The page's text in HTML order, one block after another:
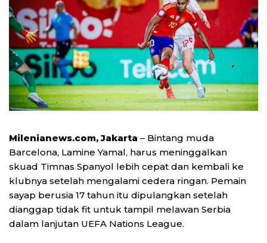
Milenianews.com, Jakarta – Bintang muda
Barcelona, Lamine Yamal, harus meninggalkan
skuad Timnas Spanyol lebih cepat dan kembali ke
klubnya setelah mengalami cedera ringan. Pemain
sayap berusia 17 tahun itu dipulangkan setelah
dianggap tidak fit untuk tampil melawan Serbia
dalam lanjutan UEFA Nations League.